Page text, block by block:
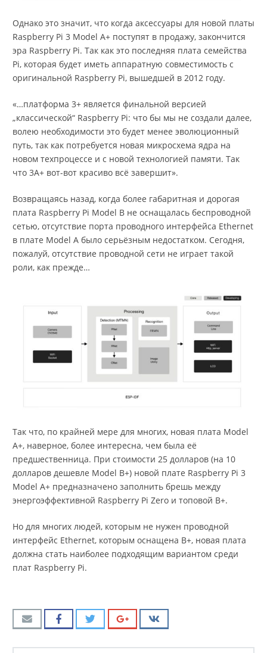
Однако это значит, что когда аксессуары для новой платы
Raspberry Pi 3 Model A+ поступят в продажу, закончится
эра Raspberry Pi. Так как это последняя плата семейства
Pi, которая будет иметь аппаратную совместимость с
оригинальной Raspberry Pi, вышедшей в 2012 году.
«…платформа 3+ является финальной версией
„классической“ Raspberry Pi: что бы мы не создали далее,
волею необходимости это будет менее эволюционный
путь, так как потребуется новая микросхема ядра на
новом техпроцессе и с новой технологией памяти. Так
что 3A+ вот-вот красиво всё завершит».
Возвращаясь назад, когда более габаритная и дорогая
плата Raspberry Pi Model B не оснащалась беспроводной
сетью, отсутствие порта проводного интерфейса Ethernet
в плате Model A было серьёзным недостатком. Сегодня,
пожалуй, отсутствие проводной сети не играет такой
роли, как прежде…
Так что, по крайней мере для многих, новая плата Model
A+, наверное, более интересна, чем была её
предшественница. При стоимости 25 долларов (на 10
долларов дешевле Model B+) новой плате Raspberry Pi 3
Model A+ предназначено заполнить брешь между
энергоэффективной Raspberry Pi Zero и топовой B+.
Но для многих людей, которым не нужен проводной
интерфейс Ethernet, которым оснащена B+, новая плата
должна стать наиболее подходящим вариантом среди
плат Raspberry Pi.